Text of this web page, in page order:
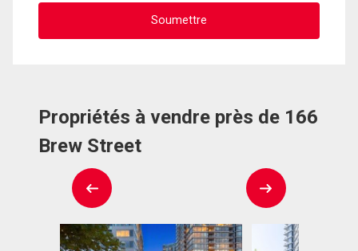
Propriétés à vendre près de 166
Brew Street